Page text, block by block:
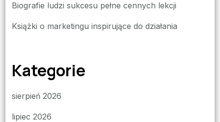
Biografie ludzi sukcesu pełne cennych lekcji
Książki o marketingu inspirujące do działania
Kategorie
sierpień 2026
lipiec 2026